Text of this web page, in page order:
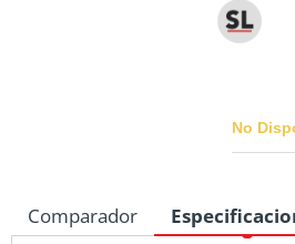
No
Medidas
Comparador